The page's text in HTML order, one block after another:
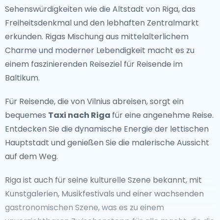
bewegte Vergangenheit des Landes.
Ikonoische Sehenswürdigkeiten
Litauen ist bekannt für seine atemberaubende
natürliche Schönheit, von der friedlichen Kurischen
Nehrung, einem UNESCO-Weltkulturerbe, bis zu den
Nationalparks. Besucher können das mittelalterliche
Trakai Castle erkunden, durch die üppigen Wälder von
Dzūkija wandern oder an den sandigen Stränden von
Palanga entspannen.Der Hügel der Kreuze und die
Altstadt von Vilnius sind für Reisende, die kulturelle und
historische Erfahrungen suchen, ein Muss.
Abseits ausgetretener Pfade
Sehenswürdigkeiten wie die Altstadt von Riga, das
Freiheitsdenkmal und den lebhaften Zentralmarkt
erkunden. Rigas Mischung aus mittelalterlichem
Charme und moderner Lebendigkeit macht es zu
einem faszinierenden Reiseziel für Reisende im
Baltikum.
Für Reisende, die von Vilnius abreisen, sorgt ein
bequemes Taxi nach Riga für eine angenehme Reise.
Entdecken Sie die dynamische Energie der lettischen
Hauptstadt und genießen Sie die malerische Aussicht
auf dem Weg.
Riga ist auch für seine kulturelle Szene bekannt, mit
Kunstgalerien, Musikfestivals und einer wachsenden
gastronomischen Szene, was es zu einem